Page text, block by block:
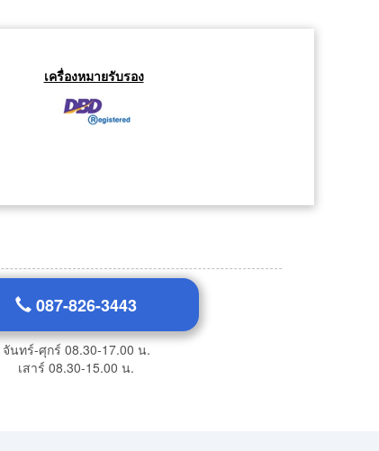
เครื่องหมายรับรอง
087-826-3443
จันทร์-ศุกร์ 08.30-17.00 น.
เสาร์ 08.30-15.00 น.